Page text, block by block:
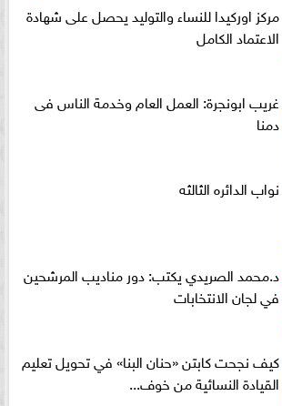
مركز اوركيدا للنساء والتوليد يحصل على شهادة
الاعتماد الكامل
غريب ابونجرة: العمل العام وخدمة الناس فى
دمنا
نواب الدائره الثالثه
د.محمد الصريدي يكتب: دور مناديب المرشحين
في لجان الانتخابات
كيف نجحت كابتن «حنان البنا» في تحويل تعليم
القيادة النسائية من خوف...